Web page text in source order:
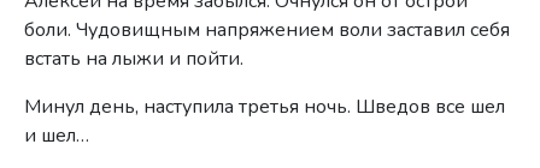
боли. Чудовищным напряжением воли заставил себя
встать на лыжи и пойти.
Минул день, наступила третья ночь. Шведов все шел
и шел…